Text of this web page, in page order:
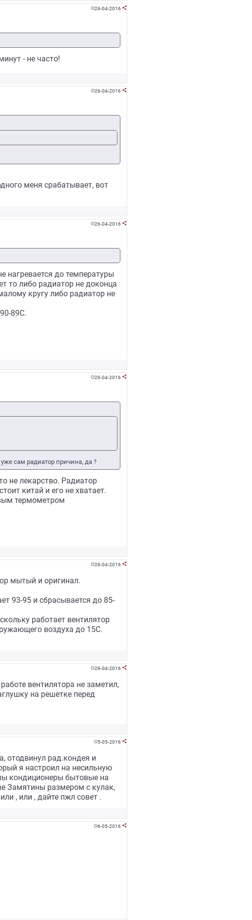
26-04-2016 
- не часто!
26-04-2016 
меня срабатывает, вот
26-04-2016 
нагревается до температуры
то либо радиатор не доконца
кругу либо радиатор не
89С.
26-04-2016 
сам радиатор причина, да ?
не лекарство. Радиатор
китай и его не хватает.
термометром
26-04-2016 
мытый и оригинал.
93-95 и сбрасывается до 85-
работает вентилятор
воздуха до 15С.
29-04-2016 
вентилятора не заметил,
на решетке перед
5-05-2016 
отодвинул рад.кондея и
я настроил на несильную
кондиционеры бытовые на
Замятины размером с кулак,
, или , дайте пжл совет .
6-05-2016 